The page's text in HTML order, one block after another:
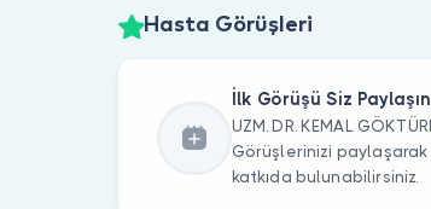
Hasta Görüşleri
İlk Görüşü Siz Paylaşın
UZM. DR. KEMAL
Görüşlerinizi
katkıda bulunabilirsiniz.